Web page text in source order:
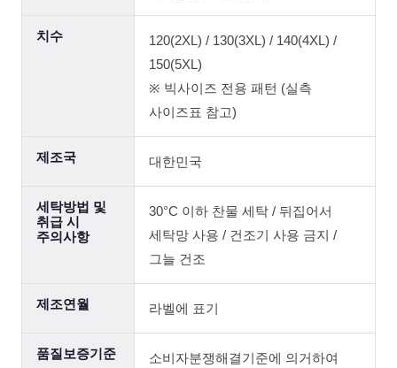
치수
120(2XL) / 130(3XL) / 140(4XL) /
150(5XL)
※ 빅사이즈 전용 패턴 (실측
사이즈표 참고)
제조국 대한민국
세탁방법 및
취급 시
주의사항
30°C 이하 찬물 세탁 / 뒤집어서
세탁망 사용 / 건조기 사용 금지 /
그늘 건조
제조연월 라벨에 표기
품질보증기준
소비자분쟁해결기준에 의거하여